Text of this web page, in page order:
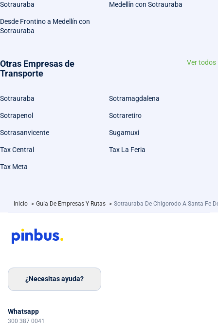
Sotrauraba
Medellín con Sotrauraba
Desde Frontino a Medellín con
Sotrauraba
Otras Empresas de
Transporte
Ver todos
Sotrauraba Sotramagdalena
Sotrapenol Sotraretiro
Sotrasanvicente Sugamuxi
Tax Central Tax La Feria
Tax Meta
Inicio > Guía De Empresas Y Rutas > Sotrauraba De Chigorodo A Santa Fe
¿Necesitas ayuda?
Whatsapp
300 387 0041